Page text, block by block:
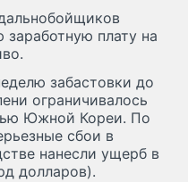
плату на
забастовки до
ограничивалось
Южной Кореи. По
сбои в
нанесли ущерб в
долларов).